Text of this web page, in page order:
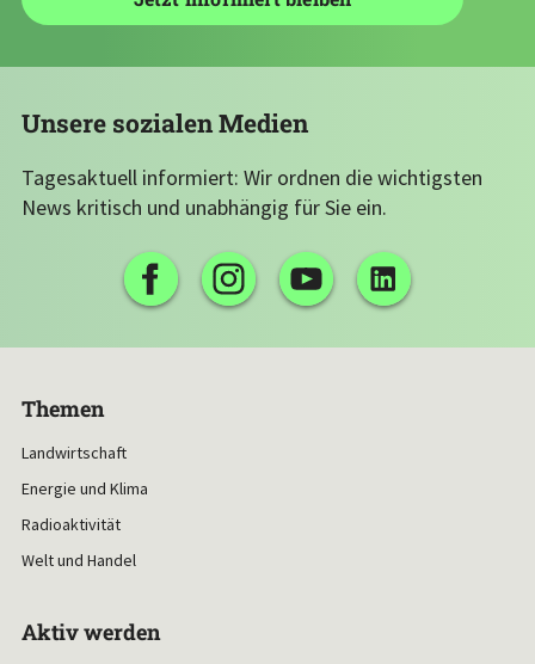
Unsere sozialen Medien
Tagesaktuell informiert: Wir ordnen die wichtigsten
News kritisch und unabhängig für Sie ein.
Themen
Landwirtschaft
Energie und Klima
Radioaktivität
Welt und Handel
Aktiv werden